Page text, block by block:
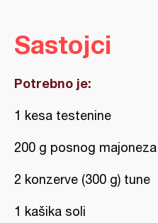
Sastojci
Potrebno je:
1 kesa testenine
200 g posnog majoneza
2 konzerve (300 g) tune
1 kašika soli